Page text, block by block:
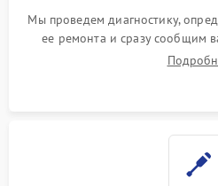
Мы проведем диагностику,
ее ремонта и сразу сообщим